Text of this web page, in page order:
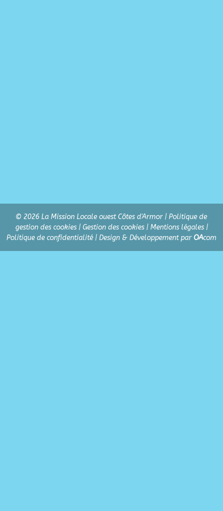
© 2026 La Mission Locale ouest Côtes d'Armor | Politique de
gestion des cookies| Gestion des cookies| Mentions légales|
Politique de confidentialité | Design & Développement par OAcom